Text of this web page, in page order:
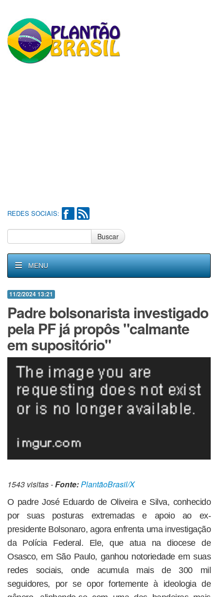
REDES SOCIAIS:
Buscar
MENU
11/2/2024 13:21
Padre bolsonarista investigado
pela PF já propôs "calmante
em supositório"
1543 visitas -Fonte:PlantãoBrasil/X
O padre José Eduardo de Oliveira e Silva, conhecido
por suas posturas extremadas e apoio ao ex-
presidente Bolsonaro, agora enfrenta uma investigação
da Polícia Federal. Ele, que atua na diocese de
Osasco, em São Paulo, ganhou notoriedade em suas
redes sociais, onde acumula mais de 300 mil
seguidores, por se opor fortemente à ideologia de